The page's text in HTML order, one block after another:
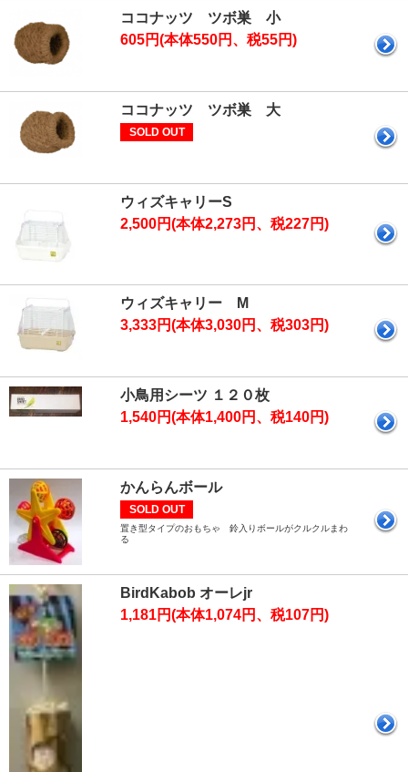
ココナッツ ツボ巣 小
605円(本体550円、税55円)
ココナッツ ツボ巣 大
SOLD OUT
ウィズキャリーS
2,500円(本体2,273円、税227円)
ウィズキャリー M
3,333円(本体3,030円、税303円)
小鳥用シーツ １２０枚
1,540円(本体1,400円、税140円)
かんらんボール
SOLD OUT
置き型タイプのおもちゃ 鈴入りボールがクルクルまわ
る
BirdKabob オーレjr
1,181円(本体1,074円、税107円)